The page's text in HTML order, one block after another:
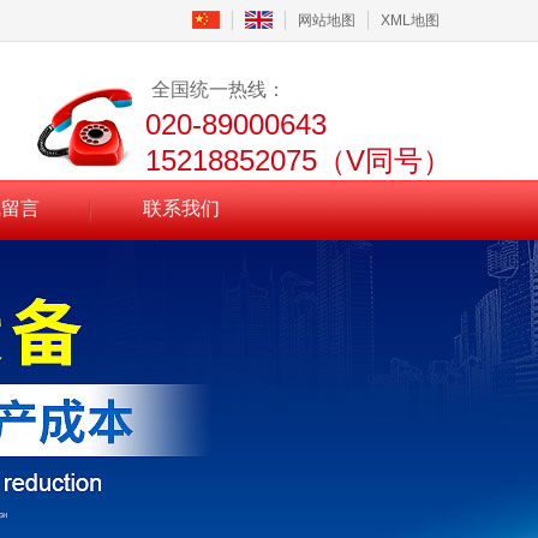
网站地图 XML地图
全国统一热线：
020-89000643
15218852075（V同号）
言 联系我们